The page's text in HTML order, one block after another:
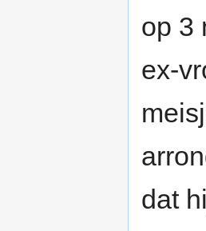
op 3
ex-
dat